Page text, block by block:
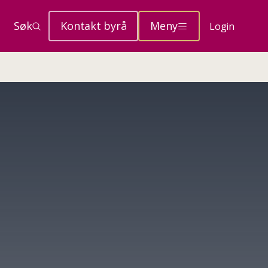
Søk Kontakt byrå Meny Login